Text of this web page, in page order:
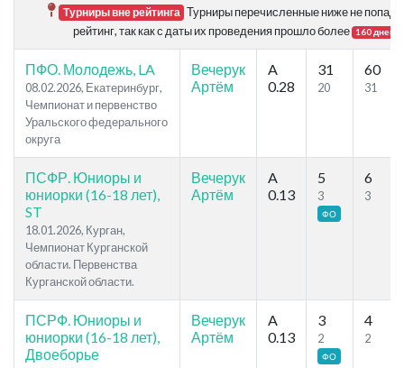
Турниры вне рейтинга Турниры перечисленные ниже не
рейтинг, так как с даты их проведения прошло более
160 дней
ПФО. Молодежь, LA
08.02.2026, Екатеринбург,
Чемпионат и первенство
Уральского федерального
округа
Вечерук
Артём
A
0.28
31
20
60
31
ПСФР. Юниоры и
юниорки (16-18 лет),
ST
18.01.2026, Курган,
Чемпионат Курганской
области. Первенства
Курганской области.
Вечерук
Артём
A
0.13
5
3
ФО
6
3
ПСРФ. Юниоры и
юниорки (16-18 лет),
Двоеборье
Вечерук
Артём
A
0.13
3
2
ФО
4
2